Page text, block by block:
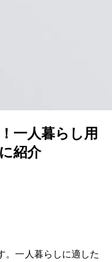
一人暮らし用
紹介
。一人暮らしに適した